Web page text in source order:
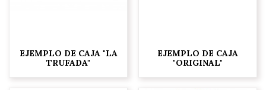
EJEMPLO DE CAJA "LA
TRUFADA"
EJEMPLO DE CAJA
"ORIGINAL"